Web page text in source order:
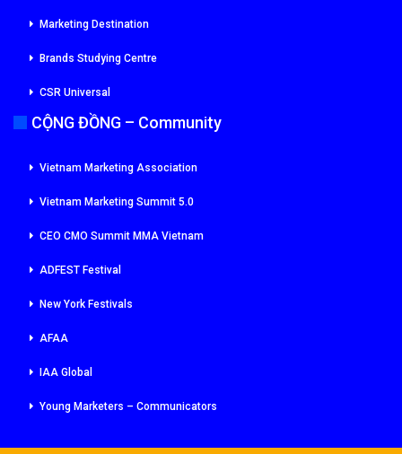
Marketing Destination
Brands Studying Centre
CSR Universal
CỘNG ĐỒNG – Community
Vietnam Marketing Association
Vietnam Marketing Summit 5.0
CEO CMO Summit MMA Vietnam
ADFEST Festival
New York Festivals
AFAA
IAA Global
Young Marketers – Communicators